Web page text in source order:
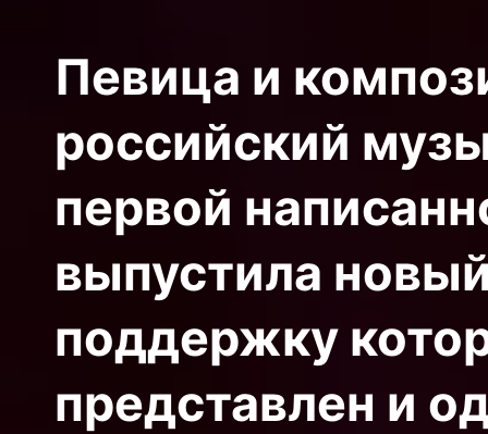
Певица и
российский
первой
выпустила
поддержку
представлен и